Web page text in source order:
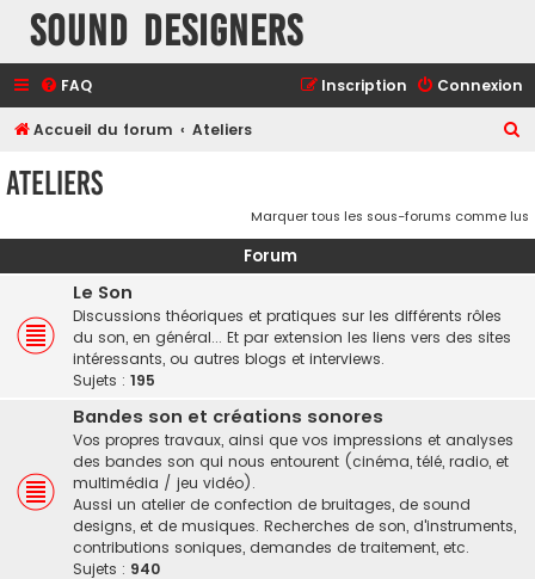
Sound Designers
FAQ Connexion
Inscription
Accueil du forum Ateliers
h
Ateliers
Marquer tous les sous-forums comme lus
Forum
Le Son
Discussions théoriques et pratiques sur les différents rôles
du son, en général... Et par extension les liens vers des sites
intéressants, ou autres blogs et interviews.
Sujets : 195
Bandes son et créations sonores
Vos propres travaux, ainsi que vos impressions et analyses
des bandes son qui nous entourent (cinéma, télé, radio, et
multimédia / jeu vidéo).
Aussi un atelier de confection de bruitages, de sound
designs, et de musiques. Recherches de son, d'instruments,
contributions soniques, demandes de traitement, etc.
Sujets : 940